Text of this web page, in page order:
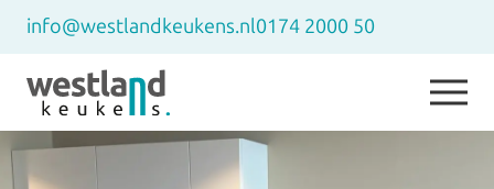
info@westlandkeukens.nl0174 2000 50